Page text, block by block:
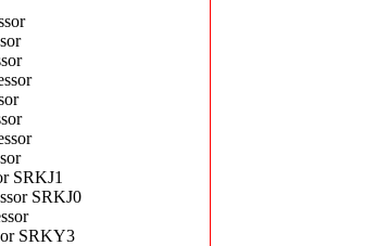
SRKJ1
SRKJ0
SRKY3